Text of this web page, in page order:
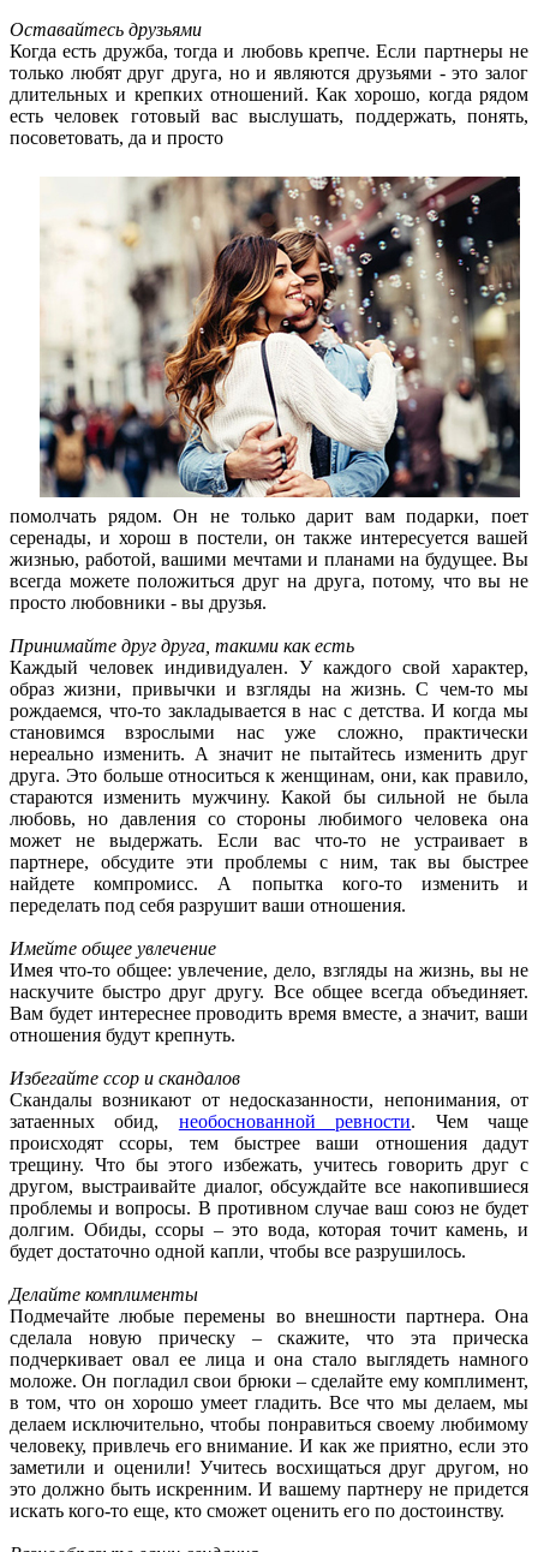
Оставайтесь друзьями
Когда есть дружба, тогда и любовь крепче. Если партнеры не
только любят друг друга, но и являются друзьями - это залог
длительных и крепких отношений. Как хорошо, когда рядом
есть человек готовый вас выслушать, поддержать, понять,
посоветовать, да и просто
помолчать рядом. Он не только дарит вам подарки, поет
серенады, и хорош в постели, он также интересуется вашей
жизнью, работой, вашими мечтами и планами на будущее. Вы
всегда можете положиться друг на друга, потому, что вы не
просто любовники - вы друзья.
Принимайте друг друга, такими как есть
Каждый человек индивидуален. У каждого свой характер,
образ жизни, привычки и взгляды на жизнь. С чем-то мы
рождаемся, что-то закладывается в нас с детства. И когда мы
становимся взрослыми нас уже сложно, практически
нереально изменить. А значит не пытайтесь изменить друг
друга. Это больше относиться к женщинам, они, как правило,
стараются изменить мужчину. Какой бы сильной не была
любовь, но давления со стороны любимого человека она
может не выдержать. Если вас что-то не устраивает в
партнере, обсудите эти проблемы с ним, так вы быстрее
найдете компромисс. А попытка кого-то изменить и
переделать под себя разрушит ваши отношения.
Имейте общее увлечение
Имея что-то общее: увлечение, дело, взгляды на жизнь, вы не
наскучите быстро друг другу. Все общее всегда объединяет.
Вам будет интереснее проводить время вместе, а значит, ваши
отношения будут крепнуть.
Избегайте ссор и скандалов
Скандалы возникают от недосказанности, непонимания, от
затаенных обид, необоснованной ревности. Чем чаще
происходят ссоры, тем быстрее ваши отношения дадут
трещину. Что бы этого избежать, учитесь говорить друг с
другом, выстраивайте диалог, обсуждайте все накопившиеся
проблемы и вопросы. В противном случае ваш союз не будет
долгим. Обиды, ссоры – это вода, которая точит камень, и
будет достаточно одной капли, чтобы все разрушилось.
Делайте комплименты
Подмечайте любые перемены во внешности партнера. Она
сделала новую прическу – скажите, что эта прическа
подчеркивает овал ее лица и она стало выглядеть намного
моложе. Он погладил свои брюки – сделайте ему комплимент,
в том, что он хорошо умеет гладить. Все что мы делаем, мы
делаем исключительно, чтобы понравиться своему любимому
человеку, привлечь его внимание. И как же приятно, если это
заметили и оценили! Учитесь восхищаться друг другом, но
это должно быть искренним. И вашему партнеру не придется
искать кого-то еще, кто сможет оценить его по достоинству.